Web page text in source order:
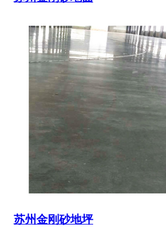
苏州金刚砂地坪